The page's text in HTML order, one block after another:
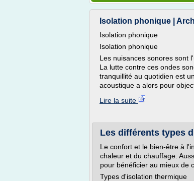
Isolation phonique |
Isolation phonique
Isolation phonique
Les nuisances sonores sont
La lutte contre ces ondes
tranquillité au quotidien est
acoustique a alors pour
Lire la suite
Les différents types
Le confort et le bien-être à
chaleur et du chauffage.
pour bénéficier au mieux de
Types d'isolation thermique